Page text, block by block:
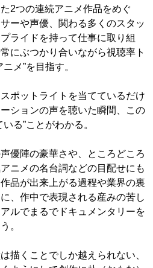
2つの連続アニメ作品をめぐ
ーや声優、関わる多くのスタッ
ライドを持って仕事に取り組
にぶつかり合いながら視聴率ト
メ”を目指す。
ポットライトを当てているだけ
ションの声を聴いた瞬間、この
る”ことがわかる。
優陣の豪華さや、ところどころ
ニメの名台詞などの目配せにも
品が出来上がる過程や業界の裏
、作中で表現される産みの苦し
ルでまるでドキュメンタリーを
。
描くことでしか越えられない、